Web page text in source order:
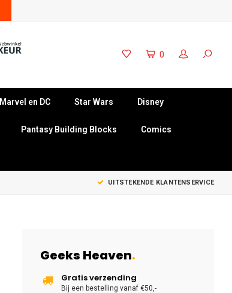
0
Marvel en DC Star Wars Disney
Pantasy Building Blocks Comics
UITSTEKENDE KLANTENSERVICE
Geeks Heaven.
Gratis verzending
Bij een bestelling vanaf €50,-